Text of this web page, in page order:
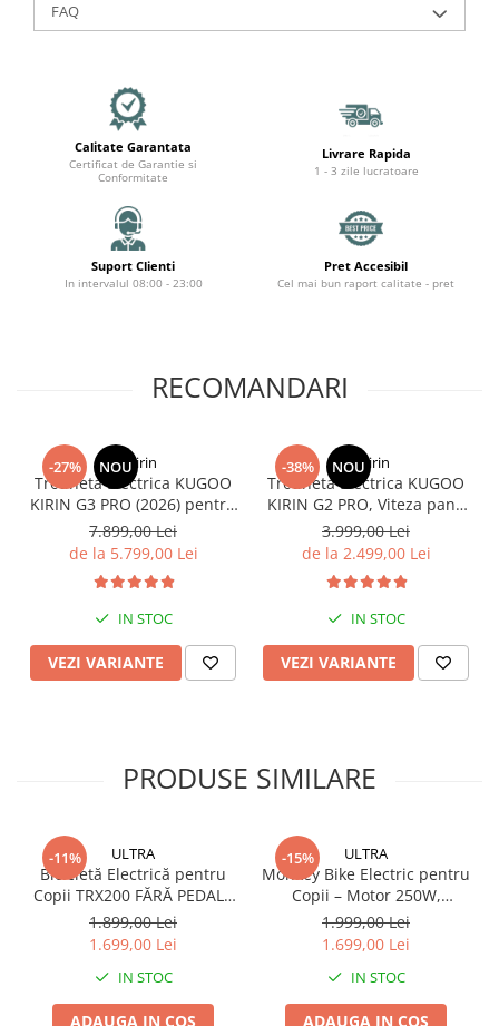
FAQ
Calitate Garantata
Certificat de Garantie si
Conformitate
Livrare Rapida
1 - 3 zile lucratoare
Suport Clienti
In intervalul 08:00 - 23:00
Pret Accesibil
Cel mai bun raport calitate - pret
RECOMANDARI
-27% NOU
KuKirin
Trotineta Electrica KUGOO
KIRIN G3 PRO (2026) pentru
Teren Accidentat (Off-Road
Electric Scooter) - Motor
Dual 2x1200W, Autonomie
de 80km, Viteză Până la
65km/h, Baterie 52V 23.2Ah
7.899,00 Lei
de la 5.799,00 Lei
IN STOC
VEZI VARIANTE
-38% NOU
KuKirin
Trotineta Electrica KUGOO
KIRIN G2 PRO, Viteza pana
la 45km/h, Autonomie
55Km, Motor 600W, 48V
15Ah
3.999,00 Lei
de la 2.499,00 Lei
IN STOC
VEZI VARIANTE
PRODUSE SIMILARE
-11% ULTRA
Bicicletă Electrică pentru
Copii TRX200 FĂRĂ PEDALE
– Motor 200W, Roți 12”,
Baterie Detașabilă, 2
Moduri Viteză
1.899,00 Lei
1.699,00 Lei
IN STOC
ADAUGA IN COS
-15% ULTRA
Monkey Bike Electric pentru
Copii – Motor 250W,
Autonomie 22 km, Baterie
9Ah, Viteză 25 km/h
1.999,00 Lei
1.699,00 Lei
IN STOC
ADAUGA IN COS